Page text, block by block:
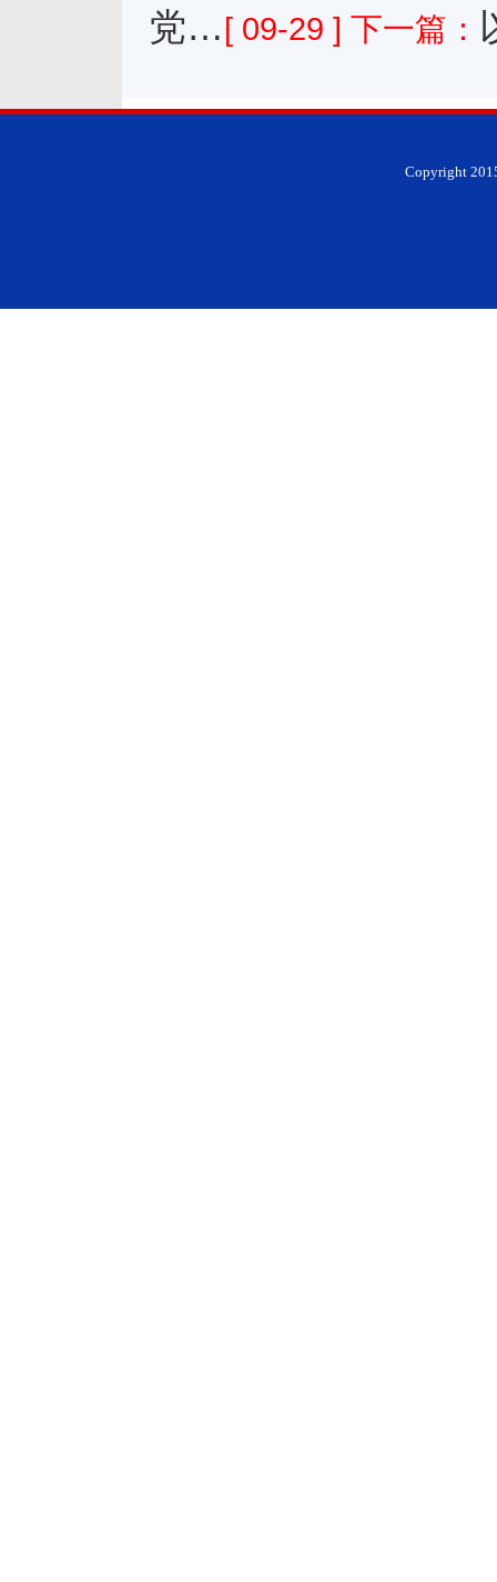
党…[ 09-29 ] 下一篇：
Copyright